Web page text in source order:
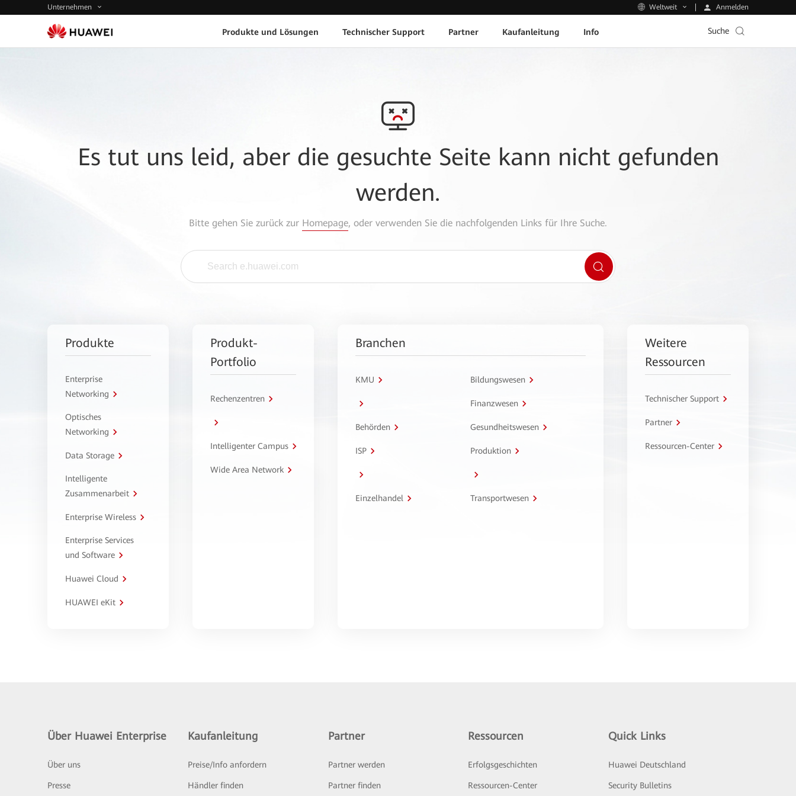
Unternehmen Weltweit Anmelden
Produkte und Lösungen Technischer Support Partner Kaufanleitung Info Suche
Es tut uns leid, aber die gesuchte Seite kann nicht gefunden
werden.
Bitte gehen Sie zurück zur Homepage, oder verwenden Sie die nachfolgenden Links für Ihre Suche.
Produkte
Enterprise
Networking
Optisches
Networking
Data Storage
Intelligente
Zusammenarbeit
Enterprise Wireless
Enterprise Services
und Software
Huawei Cloud
HUAWEI eKit
Produkt-
Portfolio
Rechenzentren
Intelligenter Campus
Wide Area Network
Branchen
KMU Bildungswesen
Finanzwesen
Behörden Gesundheitswesen
ISP Produktion
Einzelhandel Transportwesen
Weitere
Ressourcen
Technischer Support
Partner
Ressourcen-Center
Über Huawei Enterprise
Über uns
Presse
Kaufanleitung
Preise/Info anfordern
Händler finden
Partner
Partner werden
Partner finden
Ressourcen
Erfolgsgeschichten
Ressourcen-Center
Quick Links
Huawei Deutschland
Security Bulletins